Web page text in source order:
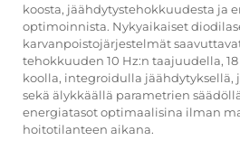
koosta, jäähdytystehokkuudesta ja
optimoinnista. Nykyaikaiset
karvanpoistojärjestelmät
tehokkuuden 10 Hz:n taajuudella,
koolla, integroidulla jäähdytyksellä,
sekä älykkäällä parametrien
energiatasot optimaalisina ilman
hoitotilanteen aikana.